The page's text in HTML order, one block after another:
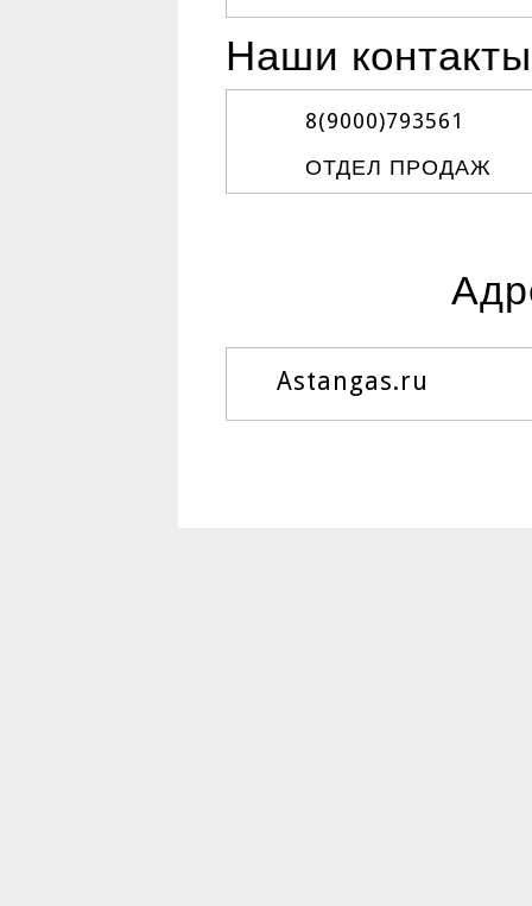
Наши контакты
8(9000)793561
ОТДЕЛ ПРОДАЖ
Astangas.ru